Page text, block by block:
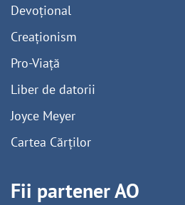
Devoțional
Creaționism
Pro-Viață
Liber de datorii
Joyce Meyer
Cartea Cărților
Fii partener AO